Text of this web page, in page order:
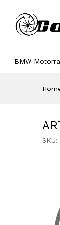
BMW
SKU: